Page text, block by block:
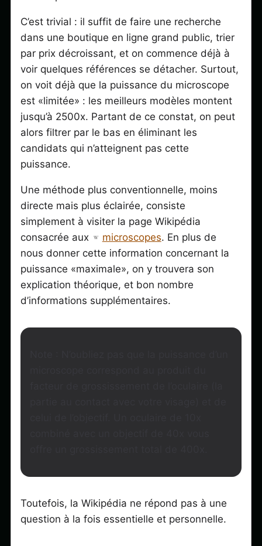
C’est trivial : il suffit de faire une recherche
dans une boutique en ligne grand public, trier
par prix décroissant, et on commence déjà à
voir quelques références se détacher. Surtout,
on voit déjà que la puissance du microscope
est «limitée» : les meilleurs modèles montent
jusqu’à 2500x. Partant de ce constat, on peut
alors filtrer par le bas en éliminant les
candidats qui n’atteignent pas cette
puissance.
Une méthode plus conventionnelle, moins
directe mais plus éclairée, consiste
simplement à visiter la page Wikipédia
consacrée aux
microscopes. En plus de
nous donner cette information concernant la
puissance «maximale», on y trouvera son
explication théorique, et bon nombre
d’informations supplémentaires.
Toutefois, la Wikipédia ne répond pas à une
question à la fois essentielle et personnelle.